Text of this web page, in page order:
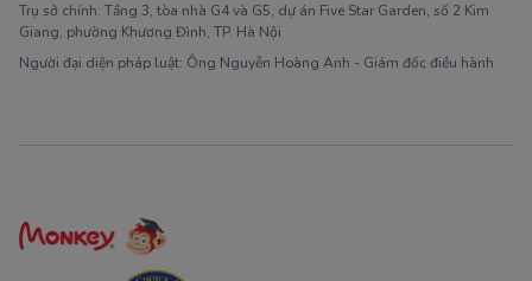
Trụ sở chính: Tầng 3, tòa nhà G4 và G5, dự án Five Star Garden, số 2 Kim
Giang, phường Khương Đình, TP. Hà Nội
Người đại diện pháp luật: Ông Nguyễn Hoàng Anh - Giám đốc điều hành